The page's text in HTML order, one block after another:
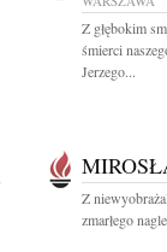
Z głębokim
śmierci
Jerzego...
Z
zmarłego